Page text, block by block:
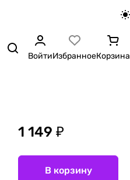
ВойтиИзбранноеКорзина
1 149 ₽
В корзину